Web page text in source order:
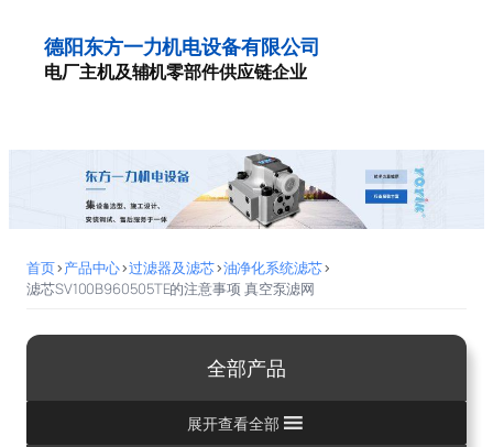
德阳东方一力机电设备有限公司
电厂主机及辅机零部件供应链企业
首页>产品中心>过滤器及滤芯>油净化系统滤芯>
滤芯SV100B960505TE的注意事项 真空泵滤网
全部产品
展开查看全部